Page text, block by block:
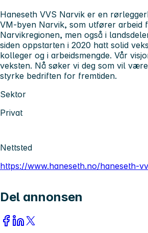
Haneseth VVS Narvik er en
VM-byen Narvik, som utfører arbeid
Narvikregionen, men også i
siden oppstarten i 2020 hatt solid
kolleger og i arbeidsmengde. Vår
veksten. Nå søker vi deg som vil
styrke bedriften for fremtiden.
Sektor
Privat
Nettsted
https://www.haneseth.no/haneseth-
Del annonsen